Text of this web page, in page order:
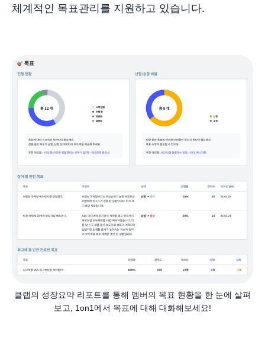
체계적인 목표관리를 지원하고 있습니다.
클랩의 성장요약 리포트를 통해 멤버의 목표 현황을 한 눈에 살펴
보고, 1on1에서 목표에 대해 대화해보세요!